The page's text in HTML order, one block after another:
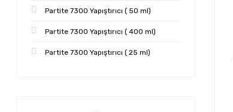
Partite 7300 Yapıştırıcı ( 50 ml)
Partite 7300 Yapıştırıcı ( 400 ml)
Partite 7300 Yapıştırıcı ( 25 ml)